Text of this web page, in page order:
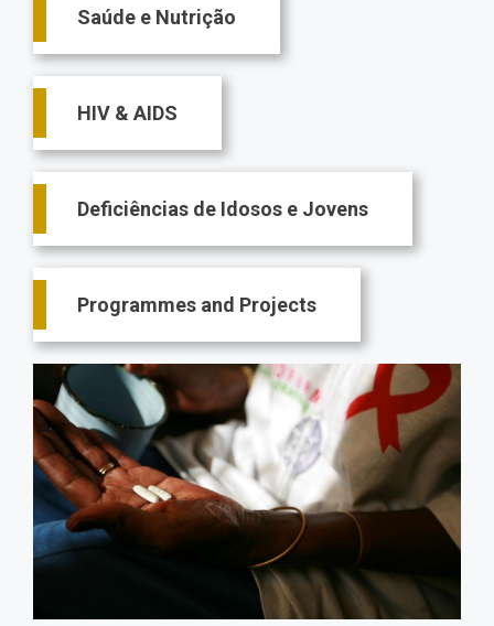
Saúde e Nutrição
HIV & AIDS
Deficiências de Idosos e Jovens
Programmes and Projects